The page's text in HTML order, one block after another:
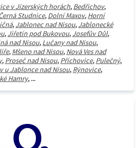
v Jizerských horách, Bedřichov,
Studnice, Dolní Maxov, Horní
, Jablonec nad Nisou, Jablonecké
, Jiřetín pod Bukovou, Josefův Důl,
nad Nisou, Lučany nad Nisou,
, Mšeno nad Nisou, Nová Ves nad
, Proseč nad Nisou, Příchovice, Pulečný,
u Jablonce nad Nisou, Rýnovice,
Hamry, ...